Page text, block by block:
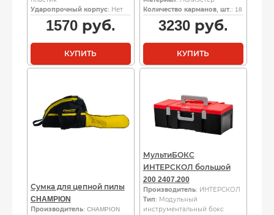
Ударопрочный корпус: Нет
1570руб.
КУПИТЬ
Количество карманов, шт.: 18
3230руб.
КУПИТЬ
Сумка для цепной пилы
CHAMPION
Производитель: CHAMPION
МультиБОКС
ИНТЕРСКОЛ большой
200 2407.200
Производитель: ИНТЕРСКОЛ
Тип: Модульный
инструментальный бокс